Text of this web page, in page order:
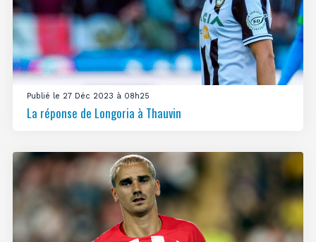
Publié le 27 Déc 2023 à 08h25
La réponse de Longoria à Thauvin